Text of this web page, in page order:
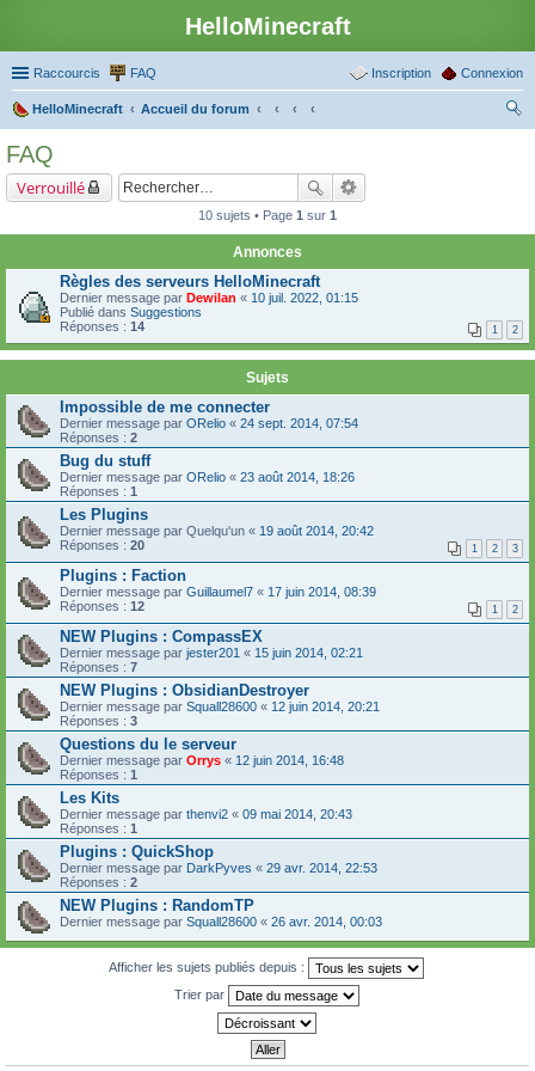
HelloMinecraft
Raccourcis FAQ Connexion
Inscription
HelloMinecraft
Accueil du forum
FAQ
Verrouillé
10 sujets • Page 1 sur 1
Annonces
Règles des serveurs HelloMinecraft
Dernier message par Dewilan « 10 juil. 2022, 01:15
Publié dans Suggestions
Réponses : 14 1 2
Sujets
Impossible de me connecter
Dernier message par ORelio « 24 sept. 2014, 07:54
Réponses : 2
Bug du stuff
Dernier message par ORelio « 23 août 2014, 18:26
Réponses : 1
Les Plugins
Dernier message par Quelqu'un « 19 août 2014, 20:42
Réponses : 20 1 2 3
Plugins : Faction
Dernier message par Guillaumel7 « 17 juin 2014, 08:39
Réponses : 12 1 2
NEW Plugins : CompassEX
Dernier message par jester201 « 15 juin 2014, 02:21
Réponses : 7
NEW Plugins : ObsidianDestroyer
Dernier message par Squall28600 « 12 juin 2014, 20:21
Réponses : 3
Questions du le serveur
Dernier message par Orrys « 12 juin 2014, 16:48
Réponses : 1
Les Kits
Dernier message par thenvi2 « 09 mai 2014, 20:43
Réponses : 1
Plugins : QuickShop
Dernier message par DarkPyves « 29 avr. 2014, 22:53
Réponses : 2
NEW Plugins : RandomTP
Dernier message par Squall28600 « 26 avr. 2014, 00:03
Afficher les sujets publiés depuis :
Trier par